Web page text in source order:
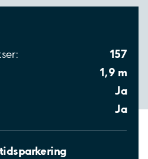
157
1,9 m
Ja
Ja